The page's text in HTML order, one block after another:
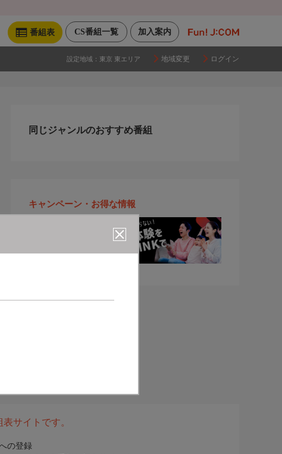
加入案内
CS番組一覧
番組表
設定地域： 東京 東エリア 地域変更 ログイン
同じジャンルのおすすめ番組
キャンペーン・お得な情報
サイトです。
の登録